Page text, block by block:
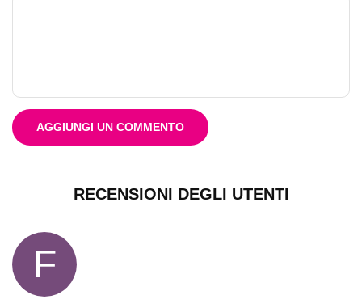
AGGIUNGI UN COMMENTO
RECENSIONI DEGLI UTENTI
F